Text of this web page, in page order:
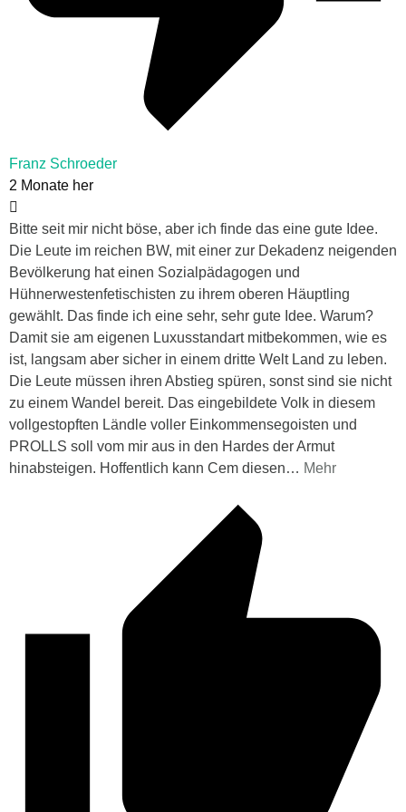
Franz Schroeder
2 Monate her
Bitte seit mir nicht böse, aber ich finde das eine gute Idee.
Die Leute im reichen BW, mit einer zur Dekadenz neigenden
Bevölkerung hat einen Sozialpädagogen und
Hühnerwestenfetischisten zu ihrem oberen Häuptling
gewählt. Das finde ich eine sehr, sehr gute Idee. Warum?
Damit sie am eigenen Luxusstandart mitbekommen, wie es
ist, langsam aber sicher in einem dritte Welt Land zu leben.
Die Leute müssen ihren Abstieg spüren, sonst sind sie nicht
zu einem Wandel bereit. Das eingebildete Volk in diesem
vollgestopften Ländle voller Einkommensegoisten und
PROLLS soll vom mir aus in den Hardes der Armut
hinabsteigen. Hoffentlich kann Cem diesen… Mehr